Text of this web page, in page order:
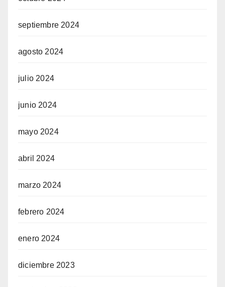
veren siteler
giriş
septiembre 2024
agosto 2024
julio 2024
junio 2024
mayo 2024
abril 2024
marzo 2024
febrero 2024
enero 2024
diciembre 2023